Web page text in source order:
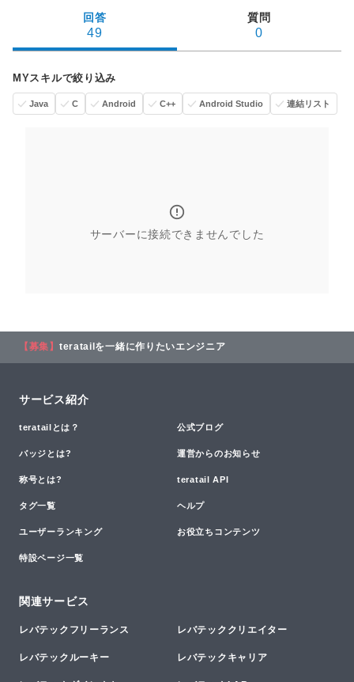
回答
49
質問
0
MYスキルで絞り込み
Java C Android C++ Android Studio 連結リスト
サーバーに接続できませんでした
【募集】 teratailを一緒に作りたいエンジニア
サービス紹介
teratailとは？ 公式ブログ
バッジとは? 運営からのお知らせ
称号とは? teratail API
タグ一覧 ヘルプ
ユーザーランキング お役立ちコンテンツ
特設ページ一覧
関連サービス
レバテックフリーランス レバテッククリエイター
レバテックルーキー レバテックキャリア